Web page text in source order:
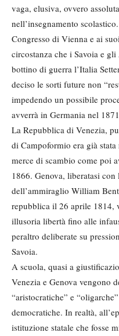
vaga, elusiva, ovvero
nell’insegnamento
Congresso di Vienna e ai
circostanza che i Savoia e
bottino di guerra l’Italia
deciso le sorti future non
impedendo un possibile
avverrà in Germania nel
La Repubblica di Venezia,
di Campoformio era già
merce di scambio come poi
1866. Genova, liberatasi
dell’ammiraglio William
repubblica il 26 aprile 1814,
illusoria libertà fino alle
peraltro deliberate su
Savoia.
A scuola, quasi a
Venezia e Genova vengono
“aristocratiche” e
democratiche. In realtà,
istituzione statale che fosse